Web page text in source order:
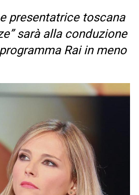
presentatrice toscana
sarà alla conduzione
Rai in meno